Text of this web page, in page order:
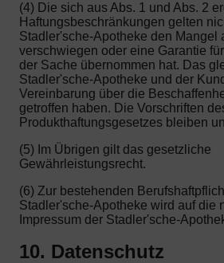
(4) Die sich aus Abs. 1 und Abs. 2
Haftungsbeschränkungen gelten
Stadler'sche-Apotheke den Mangel
verschwiegen oder eine Garantie
der Sache übernommen hat. Das
Stadler'sche-Apotheke und der
Vereinbarung über die
getroffen haben. Die Vorschriften
Produkthaftungsgesetzes bleiben
(5) Im Übrigen gilt das gesetzliche
Gewährleistungsrecht.
(6) Zur bestehenden
Stadler'sche-Apotheke wird auf die
Impressum der Stadler'sche-
10. Datenschutz